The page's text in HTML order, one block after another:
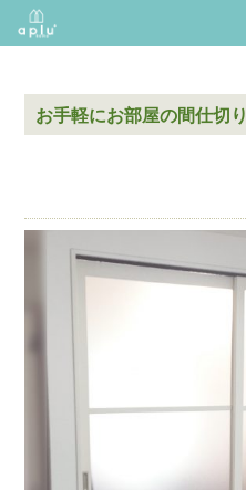
お手軽にお部屋の間仕切り